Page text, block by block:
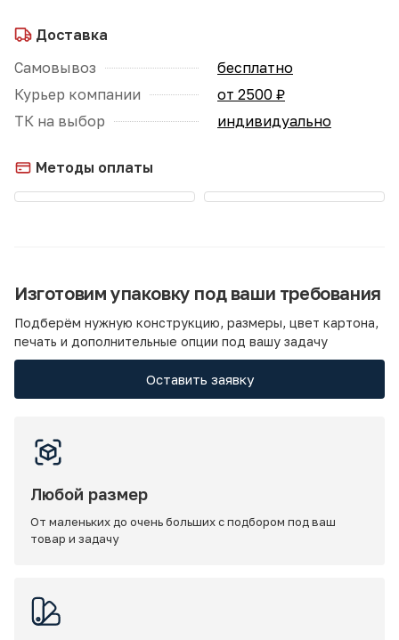
Доставка
Самовывоз
бесплатно
Курьер компании
от 2500 ₽
ТК на выбор
индивидуально
Методы оплаты
Изготовим упаковку под ваши требования
Подберём нужную конструкцию, размеры, цвет картона,
печать и дополнительные опции под вашу задачу
Оставить заявку
Любой размер
От маленьких до очень больших с подбором под ваш
товар и задачу